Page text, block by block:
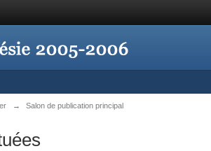
→ Salon de publication principal